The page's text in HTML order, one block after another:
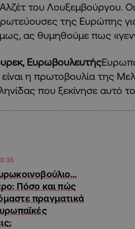
του Λουξεμβούργου. Οι
της Ευρώπης
ας θυμηθούμε πως
Ευρωβουλευτής
η πρωτοβουλία της
που ξεκίνησε αυτό
Πόσο και πώς
πραγματικά